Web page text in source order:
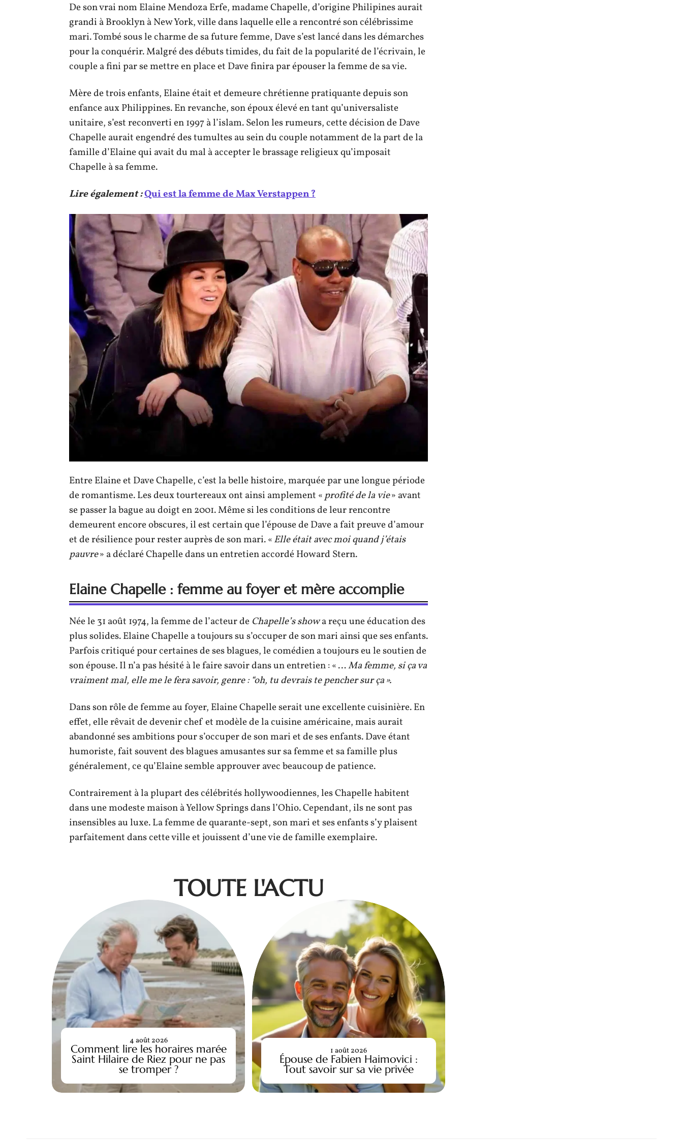
De son vrai nom Elaine Mendoza Erfe, madame Chapelle, d’origine Philipines aurait
grandi à Brooklyn à New York, ville dans laquelle elle a rencontré son célébrissime
mari. Tombé sous le charme de sa future femme, Dave s’est lancé dans les démarches
pour la conquérir. Malgré des débuts timides, du fait de la popularité de l’écrivain, le
couple a fini par se mettre en place et Dave finira par épouser la femme de sa vie.
Mère de trois enfants, Elaine était et demeure chrétienne pratiquante depuis son
enfance aux Philippines. En revanche, son époux élevé en tant qu’universaliste
unitaire, s’est reconverti en 1997 à l’islam. Selon les rumeurs, cette décision de Dave
Chapelle aurait engendré des tumultes au sein du couple notamment de la part de la
famille d’Elaine qui avait du mal à accepter le brassage religieux qu’imposait
Chapelle à sa femme.
Lire également :Qui est la femme de Max Verstappen ?
Entre Elaine et Dave Chapelle, c’est la belle histoire, marquée par une longue période
de romantisme. Les deux tourtereaux ont ainsi amplement «profitédela vie» avant
se passer la bague au doigt en 2001. Même si les conditions de leur rencontre
demeurent encore obscures, il est certain que l’épouse de Dave a fait preuve d’amour
et de résilience pour rester auprès de son mari. «Elleétaitavecmoiquandj’étais
pauvre» a déclaré Chapelle dans un entretien accordé Howard Stern.
Elaine Chapelle : femme au foyer et mère accomplie
Née le 31 août 1974, la femme de l’acteur de Chapelle’s showa reçu une éducation des
plus solides. Elaine Chapelle a toujours su s’occuper de son mari ainsi que ses enfants.
Parfois critiqué pour certaines de ses blagues, le comédien a toujours eu le soutien de
son épouse. Il n’a pas hésité à le faire savoir dans un entretien : « …Ma femme, si ça va
vraiment mal, elle me le fera savoir, genre : “oh, tu devrais te pencher sur ça ».
Dans son rôle de femme au foyer, Elaine Chapelle serait une excellente cuisinière. En
effet, elle rêvait de devenir chef et modèle de la cuisine américaine, mais aurait
abandonné ses ambitions pour s’occuper de son mari et de ses enfants. Dave étant
humoriste, fait souvent des blagues amusantes sur sa femme et sa famille plus
généralement, ce qu’Elaine semble approuver avec beaucoup de patience.
Contrairement à la plupart des célébrités hollywoodiennes, les Chapelle habitent
dans une modeste maison à Yellow Springs dans l’Ohio. Cependant, ils ne sont pas
insensibles au luxe. La femme de quarante-sept, son mari et ses enfants s’y plaisent
parfaitement dans cette ville et jouissent d’une vie de famille exemplaire.
TOUTE L'ACTU
Comment lire les horaires marée
Saint Hilaire de Riez pour ne pas
se tromper ?
4 août 2026
Épouse de Fabien Haimovici :
Tout savoir sur sa vie privée
1 août 2026